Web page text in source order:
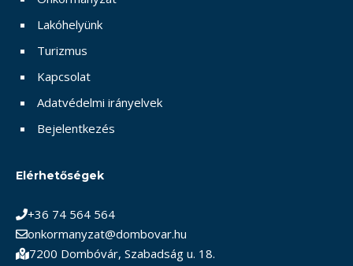
Lakóhelyünk
Turizmus
Kapcsolat
Adatvédelmi irányelvek
Bejelentkezés
Elérhetőségek
+36 74 564 564
onkormanyzat@dombovar.hu
7200 Dombóvár, Szabadság u. 18.